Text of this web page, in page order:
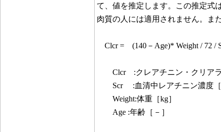
て、値を推定します。この推定式
肉質の人には適用されません。ま
Clcr = (140－Age)* Weight / 72 /
Clcr :クレアチニン・クリアラ
Scr :血清中レアチニン濃度［
Weight:体重［kg］
Age :年齢［－］